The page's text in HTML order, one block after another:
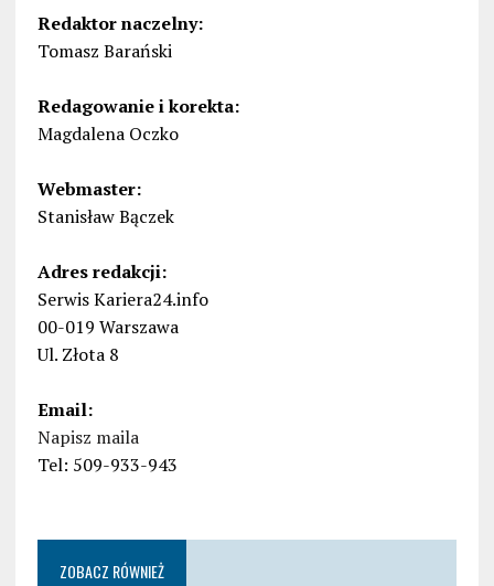
Redaktor naczelny:
Tomasz Barański
Redagowanie i korekta:
Magdalena Oczko
Webmaster:
Stanisław Bączek
Adres redakcji:
Serwis Kariera24.info
00-019 Warszawa
Ul. Złota 8
Email:
Napisz maila
Tel: 509-933-943
ZOBACZ RÓWNIEŻ